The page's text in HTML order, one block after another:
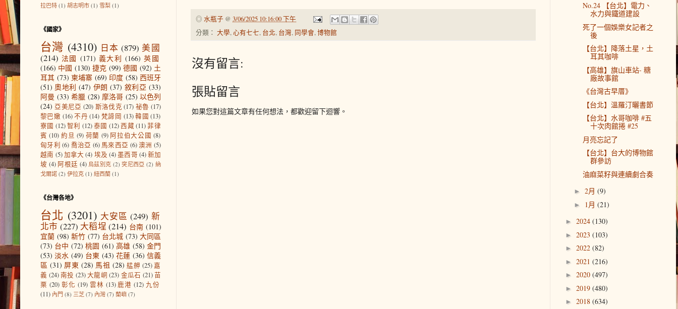
◎ 水瓶子 @ 3/06/2025 10:16:00 下午
分類： 大學,心有七七, 台北, 台灣, 同學會,博物館
沒有留言:
張貼留言
如果您對這篇文章有任何想法，都歡迎留下迴響。
拉巴特 (1) 胡志明市 (1) 雪梨 (1)
《國家》
台灣 (4310) 日本 (879) 美國
(214) 法國 (171) 義大利 (166) 英國
(166) 中國 (130) 捷克 (99) 德國 (92) 土
耳其 (73) 柬埔寨 (69) 印度 (58) 西班牙
(51) 奧地利 (47) 伊朗 (37) 敘利亞 (33)
阿曼 (33) 希臘 (28) 摩洛哥 (25) 以色列
(24) 亞美尼亞 (20) 斯洛伐克 (17) 祕魯 (17)
黎巴嫩 (16) 不丹 (14) 梵諦岡 (13) 韓國 (13)
寮國 (12)智利 (12)泰國 (12)西藏 (11) 菲律
賓 (10) 約旦 (9) 荷蘭 (9) 阿拉伯大公國 (8)
匈牙利 (6) 喬治亞 (6) 馬來西亞 (6)澳洲 (5)
越南 (5) 加拿大 (4) 埃及 (4)墨西哥 (4)新加
坡 (4) 阿根廷 (4) 烏茲別克 (2) 突尼西亞 (2) 納
戈爾諾 (2) 伊拉克 (1) 紐西蘭 (1)
《台灣各地》
台北 (3201) 大安區 (249) 新
北市 (227) 大稻埕 (214) 台南 (101)
宜蘭 (98) 新竹 (77) 台北城 (73) 大同區
(73) 台中 (72) 桃園 (61) 高雄 (58) 金門
(53) 淡水 (49) 台東 (43) 花蓮 (36) 信義
區 (31) 屏東 (28) 馬祖 (28) 艋舺 (25) 嘉
義 (24) 南投 (23)大龍峒 (23) 金瓜石 (21)苗
栗 (20) 彰化 (19) 雲林 (13) 鹿港 (12) 九份
(11) 內門 (8) 三芝 (7) 內灣 (7) 蘭嶼 (7)
No.24 【台北】電力、
水力與鐵道建設
死了一個娛樂女記者之
後
【台北】降落土星，土
耳其咖啡
【高雄】旗山車站- 糖
廠故事館
《台灣古早厝》
【台北】溫羅汀曬書節
【台北】水哥咖啡 #五
十次肉館捲 #25
月亮忘記了
【台北】台大的博物館
群參訪
油麻菜籽與連續劇合奏
► 2月 (9)
► 1月 (21)
► 2024 (130)
► 2023 (103)
► 2022 (82)
► 2021 (216)
► 2020 (497)
► 2019 (480)
► 2018 (634)